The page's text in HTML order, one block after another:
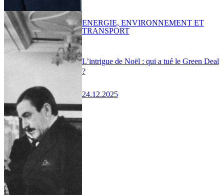
L’intrigue de Noël : qui a tué le Green Deal
?
24.12.2025
ENERGIE, ENVIRONNEMENT ET
TRANSPORT